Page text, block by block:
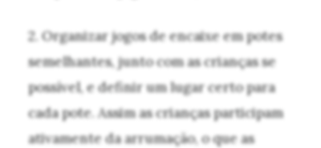
2. Organizar jogos de encaixe em potes
semelhantes, junto com as crianças se
possível, e definir um lugar certo para
cada pote. Assim as crianças participam
ativamente da arrumação, o que as